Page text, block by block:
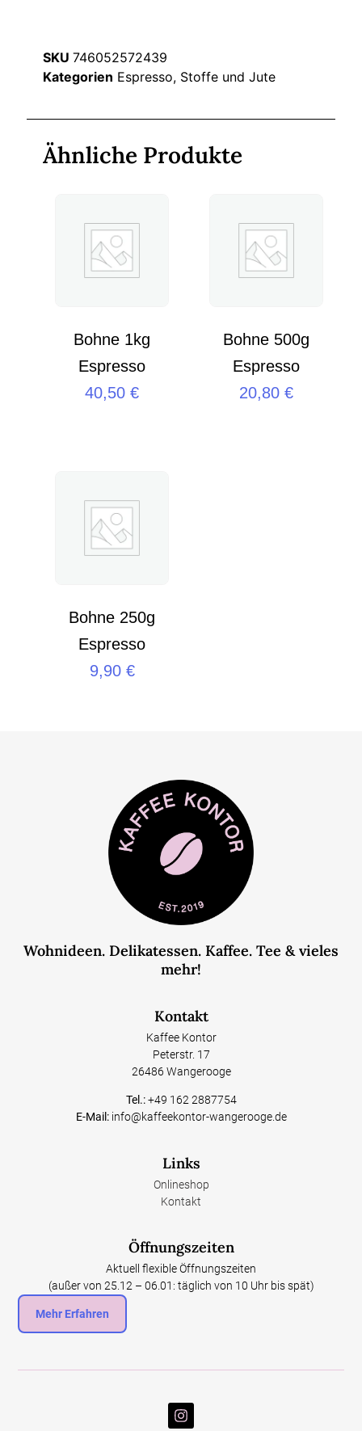
SKU746052572439
Kategorien Espresso, Stoffe und Jute
Ähnliche Produkte
Bohne 1kg
Espresso
40,50€
Bohne 500g
Espresso
20,80 €
Bohne 250g
Espresso
9,90 €
Wohnideen. Delikatessen. Kaffee. Tee & vieles
mehr!
Kontakt
Kaffee Kontor
Peterstr. 17
26486 Wangerooge
Tel.: +49 162 2887754
E-Mail: info@kaffeekontor-wangerooge.de
Links
Onlineshop
Kontakt
Öffnungszeiten
Aktuell flexible Öffnungszeiten
(außer von 25.12 – 06.01: täglich von 10 Uhr bis spät)
Mehr Erfahren